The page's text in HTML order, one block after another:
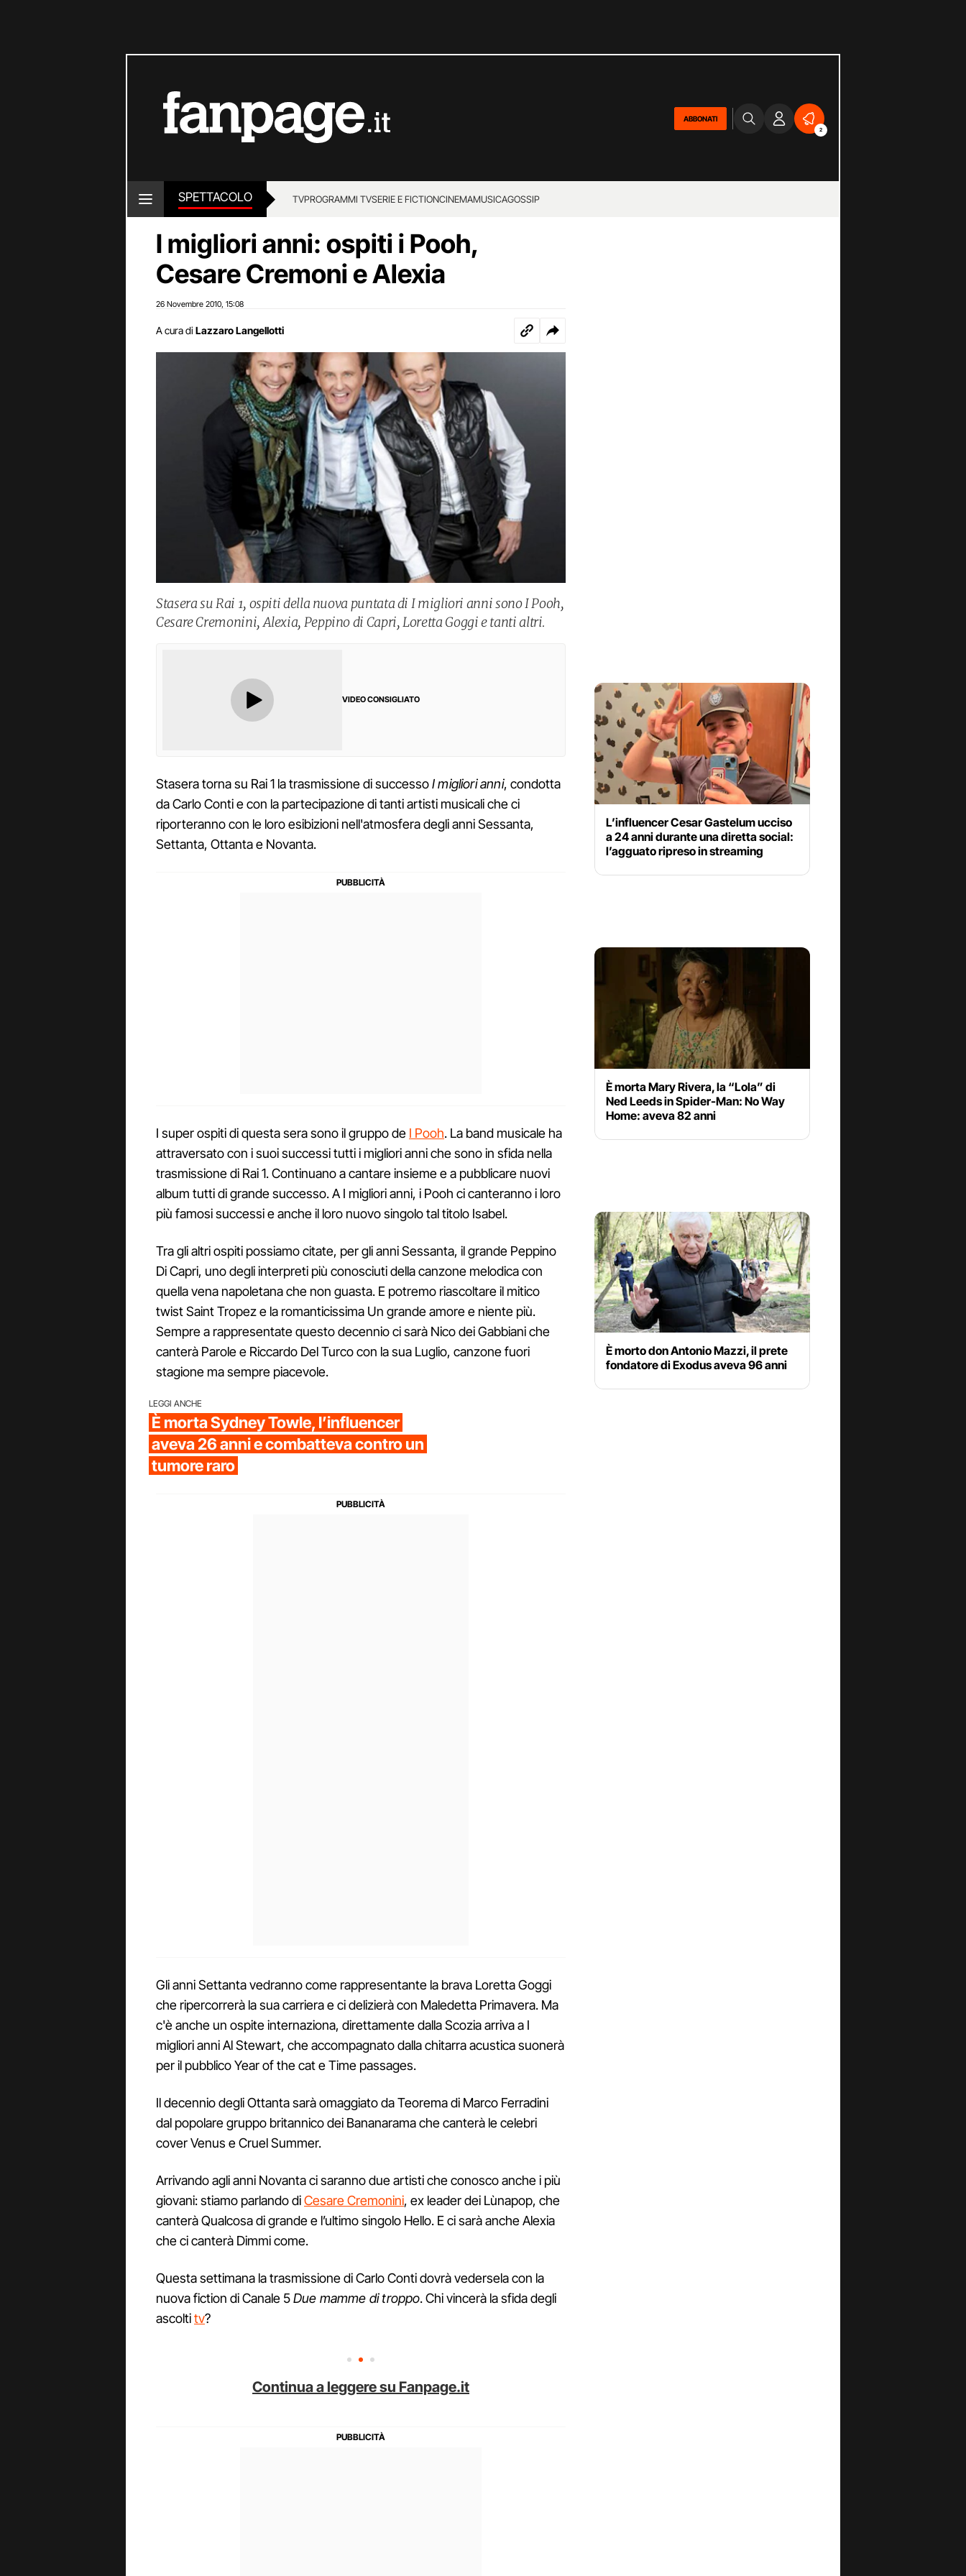
ABBONATI
2
SPETTACOLO TVPROGRAMMI TVSERIE E FICTIONCINEMAMUSICAGOSSIP
I migliori anni: ospiti i Pooh,
Cesare Cremoni e Alexia
26 Novembre 2010 15:08
A cura di Lazzaro Langellotti
Stasera su Rai 1, ospiti della nuova puntata di I migliori anni sono I Pooh,
Cesare Cremonini, Alexia, Peppino di Capri, Loretta Goggi e tanti altri.
VIDEO CONSIGLIATO
Stasera torna su Rai 1 la trasmissione di successoI migliori anni, condotta
da Carlo Conti e con la partecipazione di tanti artisti musicali che ci
riporteranno con le loro esibizioni nell'atmosfera degli anni Sessanta,
Settanta, Ottanta e Novanta.
I super ospiti di questa sera sono il gruppo de I Pooh. La band musicale ha
attraversato con i suoi successi tutti i migliori anni che sono in sfida nella
trasmissione di Rai 1. Continuano a cantare insieme e a pubblicare nuovi
album tutti di grande successo. A I migliori anni, i Pooh ci canteranno i loro
più famosi successi e anche il loro nuovo singolo tal titolo Isabel.
Tra gli altri ospiti possiamo citate, per gli anni Sessanta, il grande Peppino
Di Capri, uno degli interpreti più conosciuti della canzone melodica con
quella vena napoletana che non guasta. E potremo riascoltare il mitico
twist Saint Tropez e la romanticissima Un grande amore e niente più.
Sempre a rappresentate questo decennio ci sarà Nico dei Gabbiani che
canterà Parole e Riccardo Del Turco con la sua Luglio, canzone fuori
stagione ma sempre piacevole.
LEGGI ANCHE
È morta Sydney Towle, l’influencer
aveva 26 anni e combatteva contro un
tumore raro
Gli anni Settanta vedranno come rappresentante la brava Loretta Goggi
che ripercorrerà la sua carriera e ci delizierà con Maledetta Primavera. Ma
c'è anche un ospite internaziona, direttamente dalla Scozia arriva a I
migliori anni Al Stewart, che accompagnato dalla chitarra acustica suonerà
per il pubblico Year of the cat e Time passages.
Il decennio degli Ottanta sarà omaggiato da Teorema di Marco Ferradini
dal popolare gruppo britannico dei Bananarama che canterà le celebri
cover Venus e Cruel Summer.
Arrivando agli anni Novanta ci saranno due artisti che conosco anche i più
giovani: stiamo parlando diCesare Cremonini, ex leader dei Lùnapop, che
canterà Qualcosa di grande e l’ultimo singolo Hello. E ci sarà anche Alexia
che ci canterà Dimmi come.
Questa settimana la trasmissione di Carlo Conti dovrà vedersela con la
nuova fiction di Canale 5Due mamme di troppo. Chi vincerà la sfida degli
ascoltitv?
Continua a leggere su Fanpage.it
L’influencer Cesar Gastelum ucciso
a 24 anni durante una diretta social:
l’agguato ripreso in streaming
È morta Mary Rivera, la “Lola” di
Ned Leeds in Spider-Man: No Way
Home: aveva 82 anni
È morto don Antonio Mazzi, il prete
fondatore di Exodus aveva 96 anni